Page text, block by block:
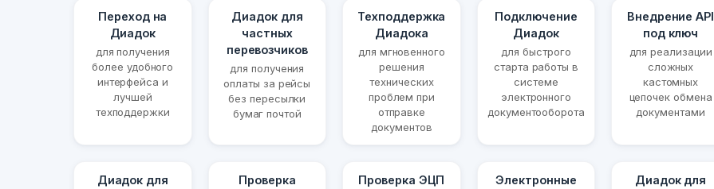
Переход на
Диадок
для получения
более удобного
интерфейса и
лучшей
техподдержки
Диадок для
частных
перевозчиков
для получения
оплаты за рейсы
без пересылки
бумаг почтой
Техподдержка
Диадока
для мгновенного
решения
технических
проблем при
отправке
документов
Подключение
Диадок
для быстрого
старта работы в
системе
электронного
документооборота
Внедрение API
под ключ
для реализации
сложных
кастомных
цепочек обмена
документами
Диадок для
Проверка
Проверка ЭЦП
Электронные
Диадок для